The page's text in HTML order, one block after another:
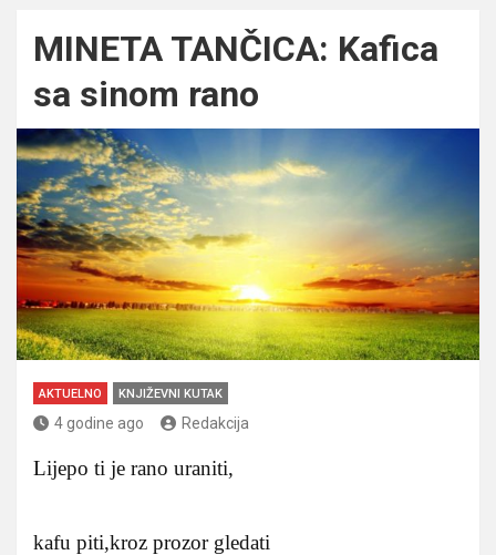
MINETA TANČICA: Kafica
sa sinom rano
AKTUELNO KNJIŽEVNI KUTAK
4 godine ago Redakcija
Lijepo ti je rano uraniti,
kafu piti,kroz prozor gledati